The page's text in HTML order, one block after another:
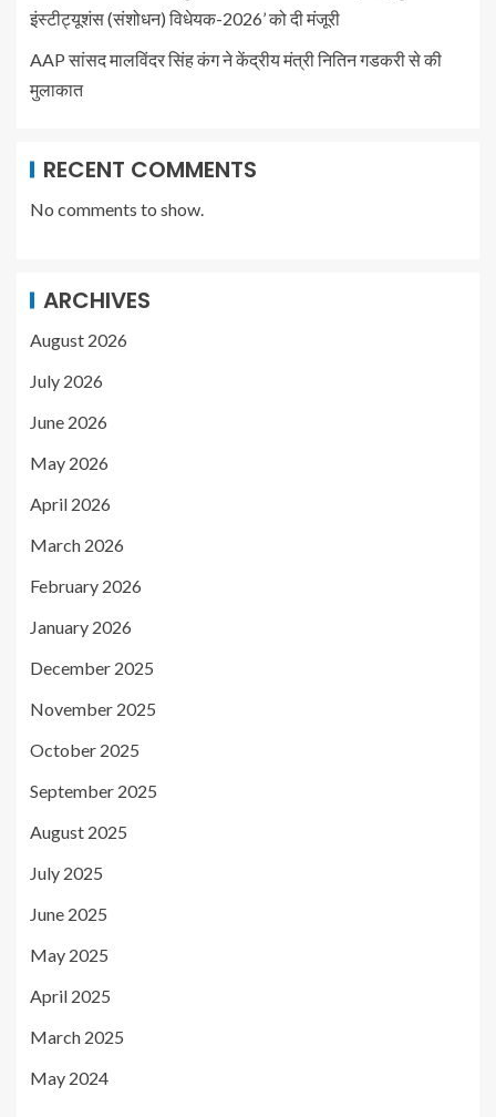
इंस्टीट्यूशंस (संशोधन) विधेयक-2026’ को दी मंजूरी
AAP सांसद मालविंदर सिंह कंग ने केंद्रीय मंत्री नितिन गडकरी से की
मुलाकात
RECENT COMMENTS
No comments to show.
ARCHIVES
August 2026
July 2026
June 2026
May 2026
April 2026
March 2026
February 2026
January 2026
December 2025
November 2025
October 2025
September 2025
August 2025
July 2025
June 2025
May 2025
April 2025
March 2025
May 2024